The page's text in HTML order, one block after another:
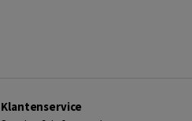
Klantenservice